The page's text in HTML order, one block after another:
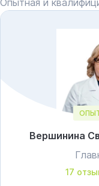
Опытная и
Вершинина
17